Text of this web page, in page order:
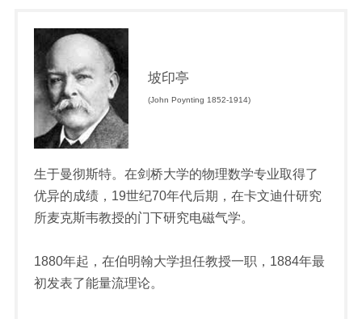
坡印亭
(John Poynting 1852-1914)
生于曼彻斯特。在剑桥大学的物理数学专业取得了
优异的成绩，19世纪70年代后期，在卡文迪什研究
所麦克斯韦教授的门下研究电磁气学。
1880年起，在伯明翰大学担任教授一职，1884年最
初发表了能量流理论。